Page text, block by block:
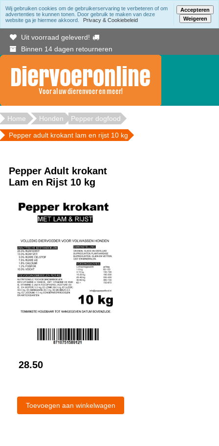
Gratis bezorging binnen Berkelland vanaf 20.00
Uit voorraad geleverd!
Binnen 14 dagen retourneren
Home Honden Pepper dogfood
Pepper adult krokant lam en rijst 10 kg
Pepper Adult krokant
Lam en Rijst 10 kg
28.50
Wij gebruiken cookies om de gebruikerservaring te verbeteren of om
advertenties te kunnen tonen. Door gebruik te maken van deze
website ga je hiermee akkoord.
Privacy & Cookiebeleid
Accepteren
Weigeren